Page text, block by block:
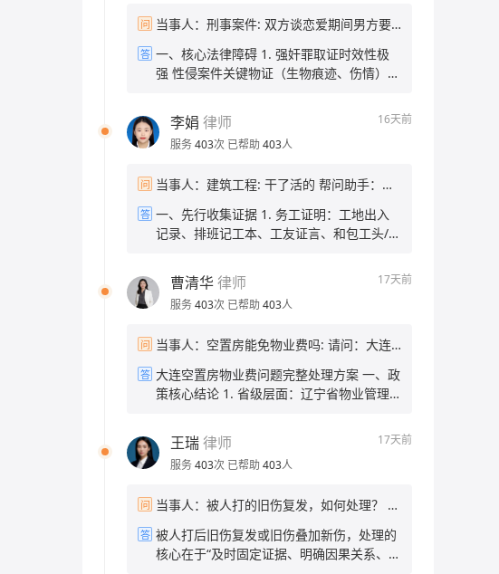
问 当事人：刑事案件: 双方谈恋爱期间男方要
一年了，能不能告他强 帮问助手：现在有证
据吗？比如当时的聊天记录、伤情记录这
警了吗？ 当事人：没报
答 一、核心法律障碍 1. 强奸罪取证时效性极
强 性侵案件关键物证（生物痕迹、伤情）仅
失；无当时报警记录，缺少公安第一时间固
定的伤情、现场、询问笔录。 2. 无任何间
接佐证 无聊天记录、录音、证人、就医记录
“证据确实、充分”，仅有被害人陈述无法认
定犯罪事实。 3. 恋爱关系对认定“违背妇女
意志”有难度 男女存在恋爱基础，司法机关
会区分情侣间自愿亲密行为与强迫性侵，若
采信单方陈述认定强奸。 二、当下的补救措
施 1. 尝试固定对方自认的关键证据 通过微
神打压、违背你意愿发生关系的事实，操作
辑； • 不要争吵，平缓引导对方说出关键事
实，例如：“去年和你谈恋爱的时候，你当时
本不愿意，这件事你还记得吗？” • 若男方承
认、默认，该录音/聊天记录可作为核心间接
证据提交公安。 2. 搜集旁证线索 • 就医记
就诊的病历； • 证人：当时有无朋友、家人
听你倾诉过被强迫、被精神打压的经过，可
让证人出具书面证言； • 社交痕迹：当年朋
李娟 律师
16天前
服务403次 已帮助 403人
问 当事人：建筑工程: 干了活的 帮问助手：欠
的工资，有5千多 帮问助手：目前在职还是
离职了？ 当事人：离职 帮问助手：你希望
当事人：只要工资
答 一、先行收集证据 1. 务工证明：工地出入
记录、排班记工本、工友证言、和包工头/项
资结算单、微信/短信对方认可欠薪金额的记
录 3. 身份信息：包工头、施工单位名称、
项目地址、发包方信息 二、维权途径 1. 向
目所在地住建局清欠办，或通过全国根治欠
薪线索反映平台小程序线上提交，住建部门
可直接督办施工企业发放工资，建筑行业有
农民工工资保证金，回款效率最高。 2. 劳
保障监察大队现场立案；监察大队可责令包
工头/公司限期支付，逾期可作出行政处罚。
具调解协议书后可申请法院司法确认，具备
下结算。 4. 司法兜底方案 1. 劳动关系清
晰：申请劳动仲裁； 2. 劳务关系：直接向
曹清华律师
17天前
服务403次 已帮助 403人
问 当事人：空置房能免物业费吗: 请问：大连
答任何假设性问题，你还有别的法律问题需
要咨询吗？ 当事人：房子空置5年，前2年
业沟通减免物业费，物业人员说大连没有空
置房减免政策，业主该怎么办？ 帮问助手：
答 大连空置房物业费问题完整处理方案 一、政
策核心结论 1. 省级层面：辽宁省物业管理
答复省内无统一法定减免政策 。 2. 大连市
本地规则：《大连市物业管理条例》明确，
房屋交付后连续空置半年以上，业主书面备
（减免30%），物业无权直接拒绝办理。
3. 物业声称“大连无减免政策”属于不实告
知，你有权依据本地条例申请折扣。 4. 法
律底线：不能完全不交物业费，仅能申请比
王瑞律师
17天前
服务403次 已帮助 403人
问 当事人：被人打的旧伤复发，如何处理？ 帮
吗？ 当事人：报过警了 帮问助手：之前做
伤情鉴定了吗？结果是什么？ 当事人：没做
答 被人打后旧伤复发或旧伤叠加新伤，处理的
核心在于“及时固定证据、明确因果关系、依